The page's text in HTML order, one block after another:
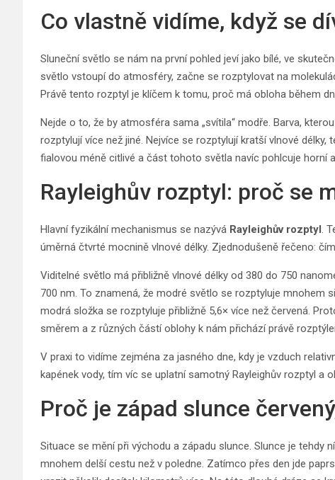
Co vlastně vidíme, když se
Sluneční světlo se nám na první pohled jeví jako bílé, ve
světlo vstoupí do atmosféry, začne se rozptylovat na
Právě tento rozptyl je klíčem k tomu, proč má obloha během
Nejde o to, že by atmosféra sama „svítila“ modře. Barva,
rozptylují více než jiné. Nejvíce se rozptylují kratší vlnové
fialovou méně citlivé a část tohoto světla navíc pohlcuje
Rayleighův rozptyl: proč se
Hlavní fyzikální mechanismus se nazývá Rayleighův rozptyl.
úměrná čtvrté mocnině vlnové délky. Zjednodušeně řečeno:
Viditelné světlo má přibližně vlnové délky od 380 do 750
700 nm. To znamená, že modré světlo se rozptyluje mnohem
modrá složka se rozptyluje přibližně 5,6× více než červená.
směrem a z různých částí oblohy k nám přichází právě
V praxi to vidíme zejména za jasného dne, kdy je vzduch
kapének vody, tím víc se uplatní samotný Rayleighův rozptyl a
Proč je západ slunce
Situace se mění při východu a západu slunce. Slunce je
mnohem delší cestu než v poledne. Zatímco přes den jde